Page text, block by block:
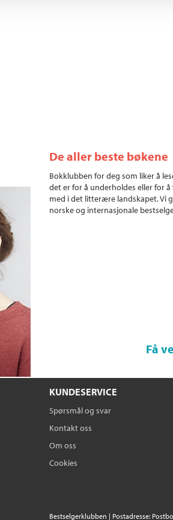
De aller beste bøkene
Bokklubben for deg som liker å
det er for å underholdes eller for å
med i det litterære landskapet. Vi
norske og internasjonale
Få
KUNDESERVICE
Spørsmål og svar
Kontakt oss
Om oss
Cookies
Bestselgerklubben | Postadresse: